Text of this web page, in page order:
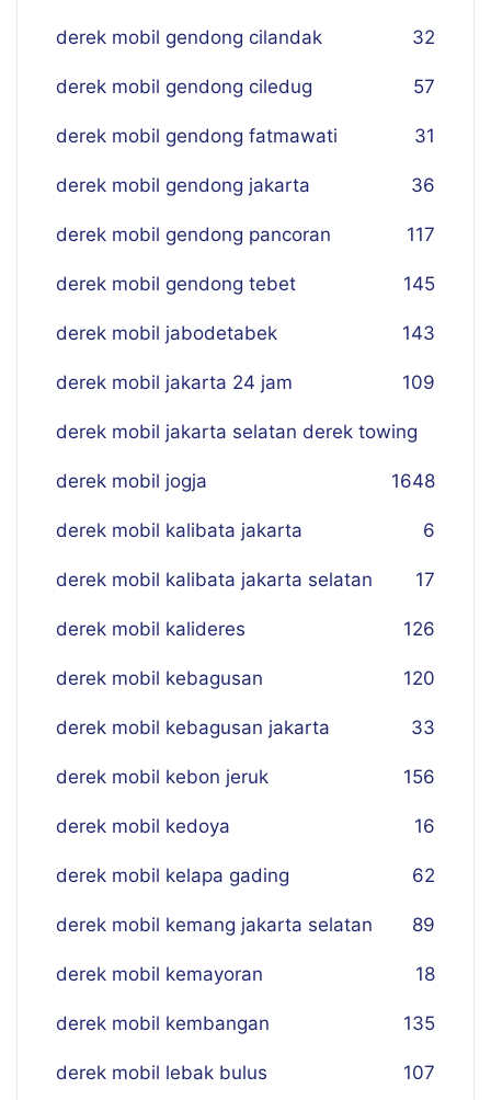
derek mobil gendong cilandak 32
derek mobil gendong ciledug 57
derek mobil gendong fatmawati 31
derek mobil gendong jakarta 36
derek mobil gendong pancoran 117
derek mobil gendong tebet 145
derek mobil jabodetabek 143
derek mobil jakarta 24 jam 109
derek mobil jakarta selatan derek towing
48
derek mobil jogja 16
derek mobil kalibata jakarta 6
derek mobil kalibata jakarta selatan 17
derek mobil kalideres 126
derek mobil kebagusan 120
derek mobil kebagusan jakarta 33
derek mobil kebon jeruk 156
derek mobil kedoya 16
derek mobil kelapa gading 62
derek mobil kemang jakarta selatan 89
derek mobil kemayoran 18
derek mobil kembangan 135
derek mobil lebak bulus 107